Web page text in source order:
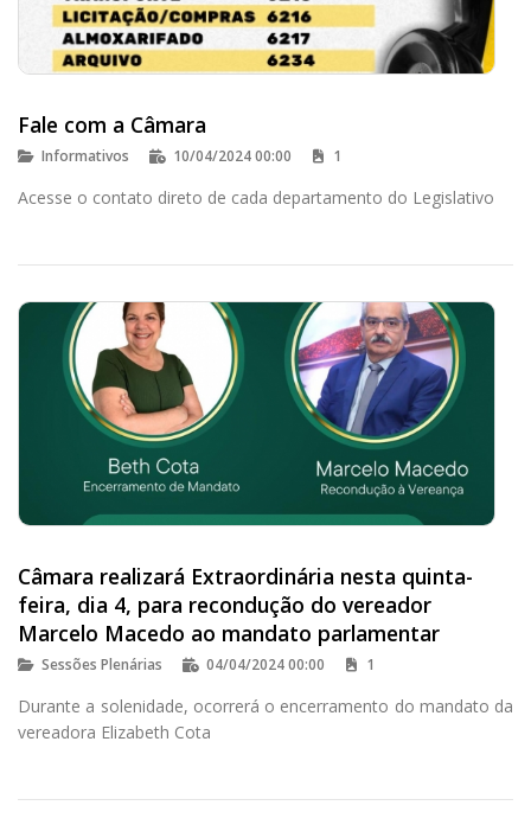
Fale com a Câmara
Informativos 10/04/2024 00:00 1
Acesse o contato direto de cada departamento do Legislativo
Câmara realizará Extraordinária nesta quinta-
feira, dia 4, para recondução do vereador
Marcelo Macedo ao mandato parlamentar
Sessões Plenárias 04/04/2024 00:00 1
Durante a solenidade, ocorrerá o encerramento do mandato da
vereadora Elizabeth Cota